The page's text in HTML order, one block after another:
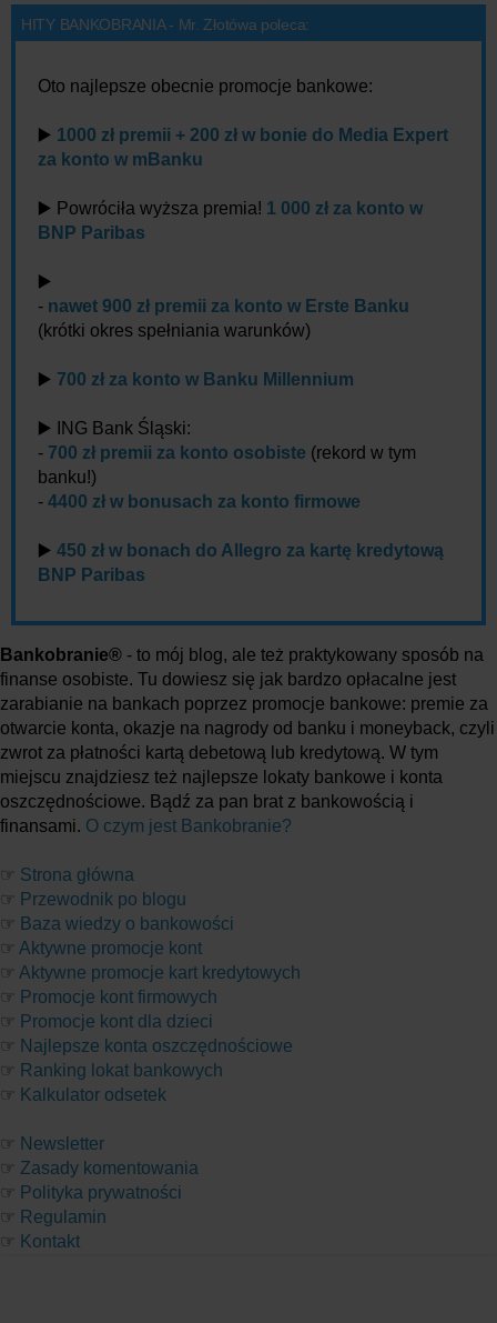
HITY BANKOBRANIA - Mr. Złotówa poleca:
Oto najlepsze obecnie promocje bankowe:
▶️ 1000 zł premii + 200 zł w bonie do Media Expert
za konto w mBanku
▶️ Powróciła wyższa premia! 1 000 zł za konto w
BNP Paribas
▶️
- nawet 900 zł premii za konto w Erste Banku
(krótki okres spełniania warunków)
▶️ 700 zł za konto w Banku Millennium
▶️ ING Bank Śląski:
- 700 zł premii za konto osobiste (rekord w tym
banku!)
- 4400 zł w bonusach za konto firmowe
▶️ 450 zł w bonach do Allegro za kartę kredytową
BNP Paribas
Bankobranie® - to mój blog, ale też praktykowany sposób na
finanse osobiste. Tu dowiesz się jak bardzo opłacalne jest
zarabianie na bankach poprzez promocje bankowe: premie za
otwarcie konta, okazje na nagrody od banku i moneyback, czyli
zwrot za płatności kartą debetową lub kredytową. W tym
miejscu znajdziesz też najlepsze lokaty bankowe i konta
oszczędnościowe. Bądź za pan brat z bankowością i
finansami. O czym jest Bankobranie?
☞ Strona główna
☞ Przewodnik po blogu
☞ Baza wiedzy o bankowości
☞ Aktywne promocje kont
☞ Aktywne promocje kart kredytowych
☞ Promocje kont firmowych
☞ Promocje kont dla dzieci
☞ Najlepsze konta oszczędnościowe
☞ Ranking lokat bankowych
☞ Kalkulator odsetek
☞ Newsletter
☞ Zasady komentowania
☞ Polityka prywatności
☞ Regulamin
☞ Kontakt